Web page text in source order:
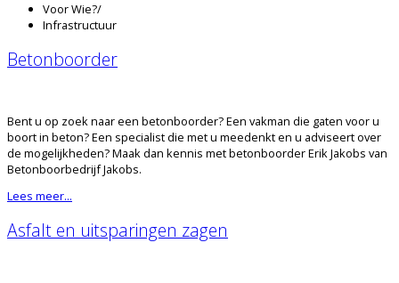
Voor Wie?/
Infrastructuur
Betonboorder
Bent u op zoek naar een betonboorder? Een vakman die gaten voor u
boort in beton? Een specialist die met u meedenkt en u adviseert over
de mogelijkheden? Maak dan kennis met betonboorder Erik Jakobs van
Betonboorbedrijf Jakobs.
Lees meer...
Asfalt en uitsparingen zagen